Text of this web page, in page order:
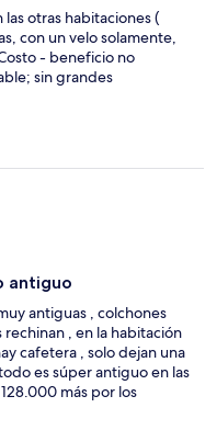
otras habitaciones (
con un velo solamente,
- beneficio no
sin grandes
antiguo
antiguas , colchones
, en la habitación
cafetera , solo dejan una
es súper antiguo en las
más por los
por un precio tan alto